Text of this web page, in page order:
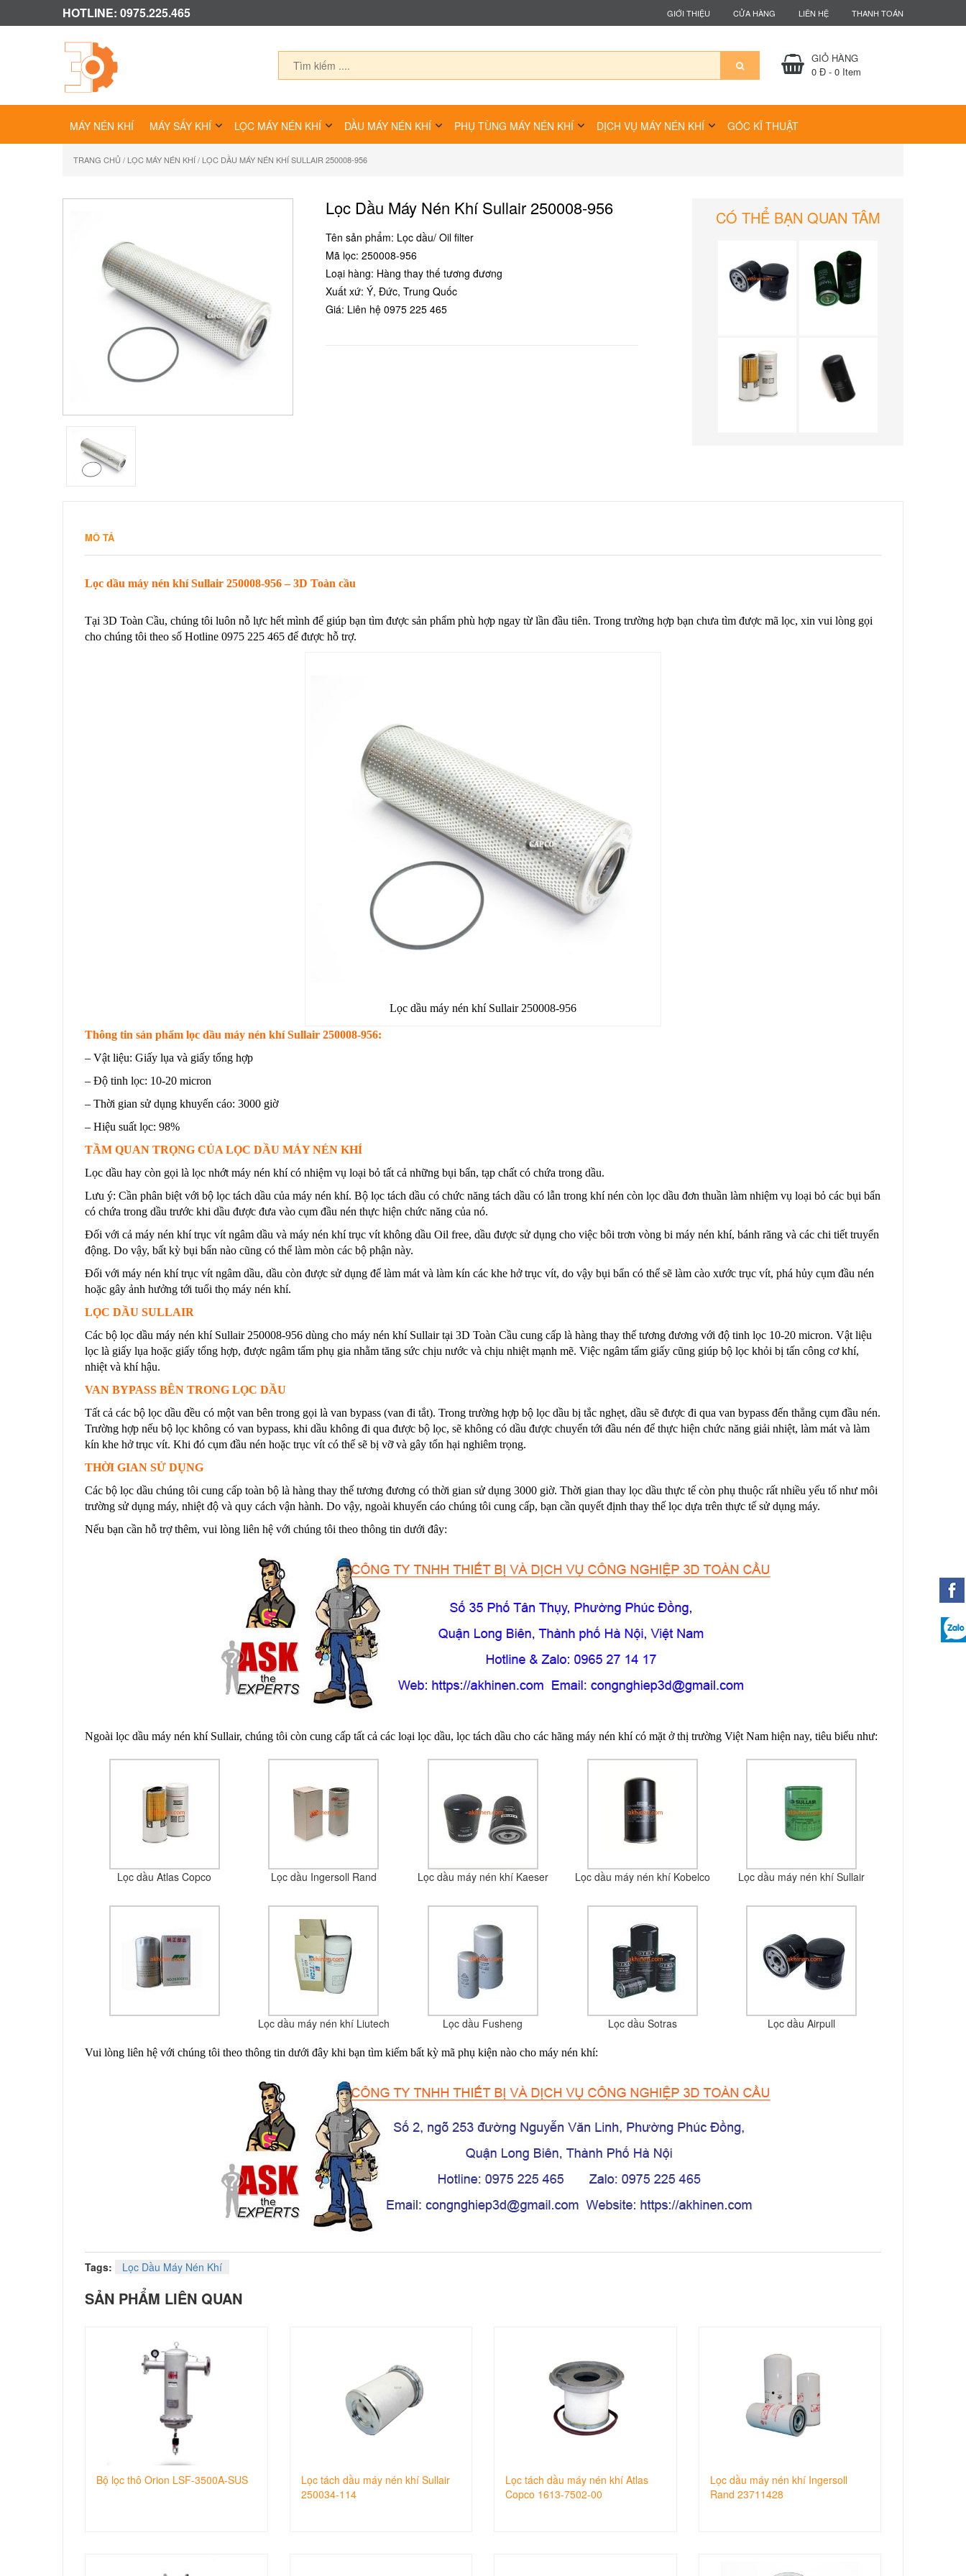
HOTLINE: 0975.225.465 GIỚI THIỆU CỬA HÀNG LIÊN HỆ THANH TOÁN
GIỎ HÀNG
0 Đ - 0 Item
MÁY NÉN KHÍ MÁY SẤY KHÍ LỌC MÁY NÉN KHÍ DẦU MÁY NÉN KHÍ PHỤ TÙNG MÁY NÉN KHÍ DỊCH VỤ MÁY NÉN KHÍ GÓC KĨ THUẬT
TRANG CHỦ / LỌC MÁY NÉN KHÍ/ LỌC DẦU MÁY NÉN KHÍ SULLAIR 250008-956
Lọc Dầu Máy Nén Khí Sullair 250008-956
Tên sản phẩm: Lọc dầu/ Oil filter
Mã lọc: 250008-956
Loại hàng: Hàng thay thế tương đương
Xuất xứ: Ý, Đức, Trung Quốc
Giá: Liên hệ 0975 225 465
CÓ THỂ BẠN QUAN TÂM
MÔ TẢ
Lọc dầu máy nén khí Sullair 250008-956 –3D Toàn cầu
Tại 3D Toàn Cầu, chúng tôi luôn nỗ lực hết mình để giúp bạn tìm được sản phẩm phù hợp ngay từ lần đầu tiên. Trong trường hợp bạn chưa tìm được mã lọc, xin vui lòng gọi
cho chúng tôi theo số Hotline 0975 225 465 để được hỗ trợ.
Lọc dầu máy nén khí Sullair 250008-956
Thông tin sản phẩm lọc dầu máy nén khí Sullair 250008-956:
– Vật liệu: Giấy lụa và giấy tổng hợp
– Độ tinh lọc: 10-20 micron
– Thời gian sử dụng khuyến cáo: 3000 giờ
– Hiệu suất lọc: 98%
TẦM QUAN TRỌNG CỦA LỌC DẦU MÁY NÉN KHÍ
Lọc dầu hay còn gọi là lọc nhớt máy nén khí có nhiệm vụ loại bỏ tất cả những bụi bẩn, tạp chất có chứa trong dầu.
Lưu ý: Cần phân biệt với bộ lọc tách dầu của máy nén khí. Bộ lọc tách dầu có chức năng tách dầu có lẫn trong khí nén còn lọc dầu đơn thuần làm nhiệm vụ loại bỏ các bụi bẩn
có chứa trong dầu trước khi dầu được đưa vào cụm đầu nén thực hiện chức năng của nó.
Đối với cả máy nén khí trục vít ngâm dầu và máy nén khí trục vít không dầu Oil free, dầu được sử dụng cho việc bôi trơn vòng bi máy nén khí, bánh răng và các chi tiết truyển
động. Do vậy, bất kỳ bụi bẩn nào cũng có thể làm mòn các bộ phận này.
Đối với máy nén khí trục vít ngâm dầu, dầu còn được sử dụng để làm mát và làm kín các khe hở trục vít, do vậy bụi bẩn có thể sẽ làm cào xước trục vít, phá hủy cụm đầu nén
hoặc gây ảnh hưởng tới tuổi thọ máy nén khí.
LỌC DẦU SULLAIR
Các bộ lọc dầu máy nén khí Sullair 250008-956 dùng cho máy nén khí Sullair tại 3D Toàn Cầu cung cấp là hàng thay thế tương đương với độ tinh lọc 10-20 micron. Vật liệu
lọc là giấy lụa hoặc giấy tổng hợp, được ngâm tẩm phụ gia nhằm tăng sức chịu nước và chịu nhiệt mạnh mẽ. Việc ngâm tẩm giấy cũng giúp bộ lọc khỏi bị tấn công cơ khí,
nhiệt và khí hậu.
VAN BYPASS BÊN TRONG LỌC DẦU
Tất cả các bộ lọc dầu đều có một van bên trong gọi là van bypass (van đi tắt). Trong trường hợp bộ lọc dầu bị tắc nghẹt, dầu sẽ được đi qua van bypass đến thẳng cụm đầu nén.
Trường hợp nếu bộ lọc không có van bypass, khi dầu không đi qua được bộ lọc, sẽ không có dầu được chuyển tới đầu nén để thực hiện chức năng giải nhiệt, làm mát và làm
kín khe hở trục vít. Khi đó cụm đầu nén hoặc trục vít có thể sẽ bị vỡ và gây tổn hại nghiêm trọng.
THỜI GIAN SỬ DỤNG
Các bộ lọc dầu chúng tôi cung cấp toàn bộ là hàng thay thế tương đương có thời gian sử dụng 3000 giờ. Thời gian thay lọc dầu thực tế còn phụ thuộc rất nhiều yếu tố như môi
trường sử dụng máy, nhiệt độ và quy cách vận hành. Do vậy, ngoài khuyến cáo chúng tôi cung cấp, bạn cần quyết định thay thế lọc dựa trên thực tế sử dụng máy.
Nếu bạn cần hỗ trợ thêm, vui lòng liên hệ với chúng tôi theo thông tin dưới đây:
Ngoài lọc dầu máy nén khí Sullair, chúng tôi còn cung cấp tất cả các loại lọc dầu, lọc tách dầu cho các hãng máy nén khí có mặt ở thị trường Việt Nam hiện nay, tiêu biểu như:
Lọc dầu Atlas Copco Lọc dầu Ingersoll Rand Lọc dầu máy nén khí Kaeser Lọc dầu máy nén khí Kobelco Lọc dầu máy nén khí Sullair
Lọc dầu máy nén khí Liutech Lọc dầu Fusheng Lọc dầu Sotras Lọc dầu Airpull
Vui lòng liên hệ với chúng tôi theo thông tin dưới đây khi bạn tìm kiếm bất kỳ mã phụ kiện nào cho máy nén khí:
Tags: Lọc Dầu Máy Nén Khí
SẢN PHẨM LIÊN QUAN
Bộ lọc thô Orion LSF-3500A-SUS
Lọc tách dầu máy nén khí Sullair
250034-114
Lọc tách dầu máy nén khí Atlas
Copco 1613-7502-00
Lọc dầu máy nén khí Ingersoll
Rand 23711428